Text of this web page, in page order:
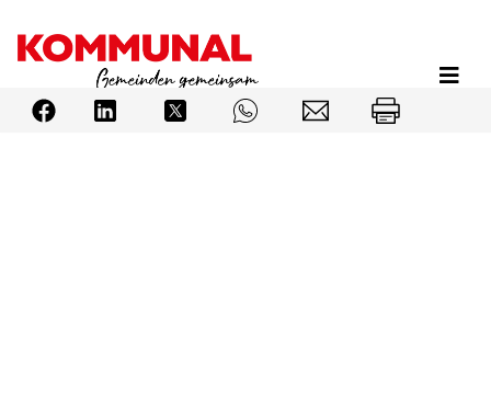
Inhalt